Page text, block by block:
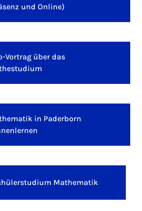
und Online)
Vortrag über das
in Paderborn
Mathematik